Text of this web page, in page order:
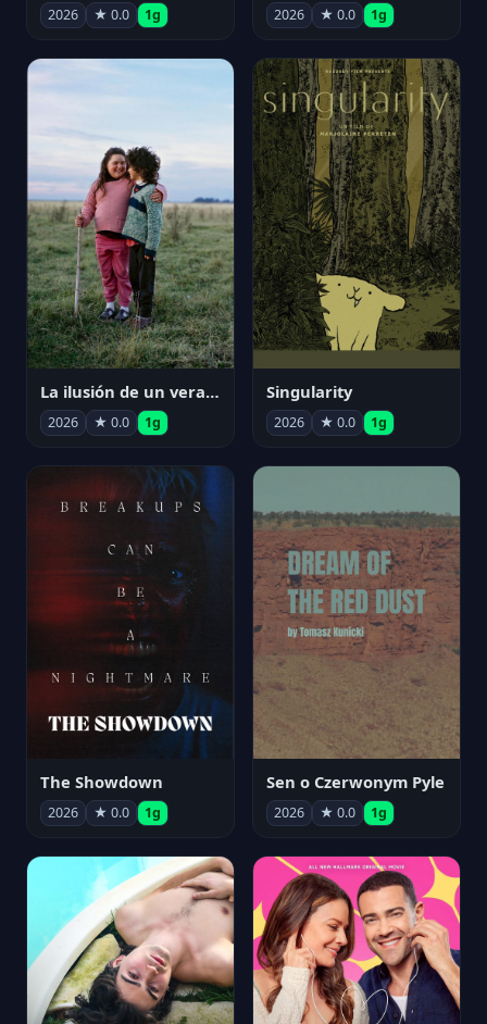
2026 ★ 0.0 1g 2026 ★ 0.0 1g
La ilusión de un verano sin fin
2026 ★ 0.0 1g
Singularity
2026 ★ 0.0 1g
The Showdown
2026 ★ 0.0 1g
Sen o Czerwonym Pyle
2026 ★ 0.0 1g